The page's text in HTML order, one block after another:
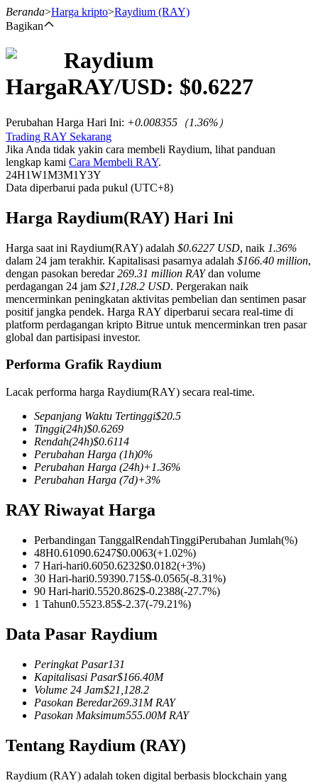
USDT Berjangka
TradFi
Derivatif saham, forex, logam mulia, dan komoditas
USDC Berjangka
Beranda>Harga kripto>Raydium (RAY)
Bagikan
Raydium
HargaRAY/USD: $0.6227
Perubahan Harga Hari Ini: +0.008355 （1.36%）
Trading RAY Sekarang
Jika Anda tidak yakin cara membeli Raydium, lihat panduan
lengkap kami Cara Membeli RAY.
24H1W1M3M1Y3Y
Data diperbarui pada pukul (UTC+8)
Harga Raydium(RAY) Hari Ini
Harga saat ini Raydium(RAY) adalah $0.6227 USD, naik 1.36%
dalam 24 jam terakhir. Kapitalisasi pasarnya adalah $166.40 million,
dengan pasokan beredar269.31 million RAYdan volume
perdagangan 24 jam $21,128.2 USD. Pergerakan naik
mencerminkan peningkatan aktivitas pembelian dan sentimen pasar
positif jangka pendek. Harga RAY diperbarui secara real-time di
platform perdagangan kripto Bitrue untuk mencerminkan tren pasar
global dan partisipasi investor.
Performa Grafik Raydium
Lacak performa harga Raydium(RAY) secara real-time.
Sepanjang Waktu Tertinggi$20.5
Tinggi(24h)$0.6269
Rendah(24h)$0.6114
Perubahan Harga (1h)0%
Perubahan Harga (24h)+1.36%
Perubahan Harga (7d)+3%
RAY Riwayat Harga
Perbandingan TanggalRendahTinggiPerubahan Jumlah(%)
48H0.61090.6247$0.0063(+1.02%)
7 Hari-hari0.6050.6232$0.0182(+3%)
30 Hari-hari0.59390.715$-0.0565(-8.31%)
90 Hari-hari0.5520.862$-0.2388(-27.7%)
1 Tahun0.5523.85$-2.37(-79.21%)
Data Pasar Raydium
Peringkat Pasar131
Kapitalisasi Pasar$166.40M
Volume 24 Jam$21,128.2
Pasokan Beredar269.31M RAY
Pasokan Maksimum555.00M RAY
Tentang Raydium (RAY)
Raydium (RAY) adalah token digital berbasis blockchain yang